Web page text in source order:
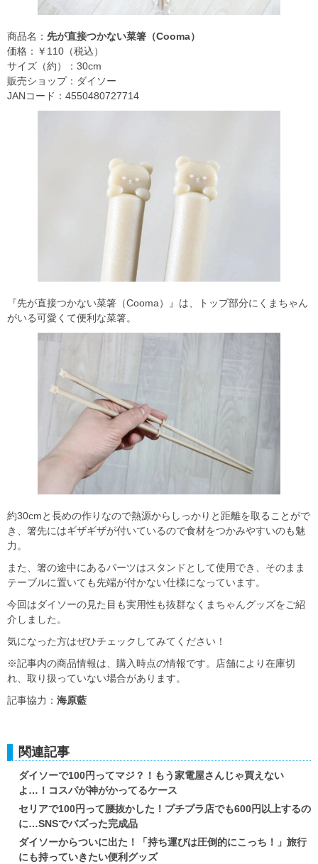
商品名： 先が直接つかない菜箸（Cooma）
価格：￥110（税込）
サイズ（約）：30cm
販売ショップ：ダイソー
JANコード：4550480727714
『先が直接つかない菜箸（Cooma）』は、トップ部分にくまちゃん
がいる可愛くて便利な菜箸。
約30cmと長めの作りなので熱源からしっかりと距離を取ることがで
き、箸先にはギザギザが付いているので食材をつかみやすいのも魅
力。
また、箸の途中にあるパーツはスタンドとして使用でき、そのまま
テーブルに置いても先端が付かない仕様になっています。
今回はダイソーの見た目も実用性も抜群なくまちゃんグッズをご紹
介しました。
気になった方はぜひチェックしてみてください！
※記事内の商品情報は、購入時点の情報です。店舗により在庫切
れ、取り扱っていない場合があります。
記事協力： 海原藍
関連記事
ダイソーで100円ってマジ？！もう家電屋さんじゃ買えない
よ…！コスパが神がかってるケース
セリアで100円って腰抜かした！プチプラ店でも600円以上するの
に…SNSでバズった完成品
ダイソーからついに出た！「持ち運びは圧倒的にこっち！」旅行
にも持っていきたい便利グッズ